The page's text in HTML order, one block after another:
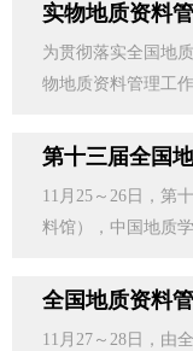
实物地质资料
为贯彻落实全国地
物地质资料管理工
第十三届全国
11月25～26日，第
料馆），中国地质
全国地质资料
11月27～28日，由